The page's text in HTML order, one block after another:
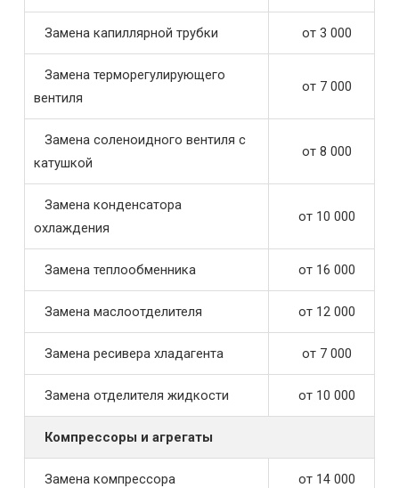
Замена капиллярной трубки от 3 000
Замена терморегулирующего
вентиля
от 7 000
Замена соленоидного вентиля с
катушкой
от 8 000
Замена конденсатора
охлаждения
от 10 000
Замена теплообменника от 16 000
Замена маслоотделителя от 12 000
Замена ресивера хладагента от 7 000
Замена отделителя жидкости от 10 000
Компрессоры и агрегаты
Замена компрессора от 14 000